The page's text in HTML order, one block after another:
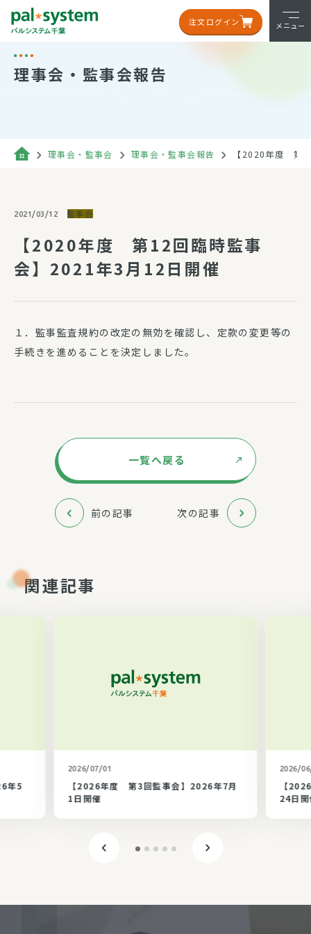
注文ログイン メニュー
理事会・監事会報告
理事会・監事会 理事会・監事会報告 【2020年度 第
2021/03/12 監事会
【2020年度 第12回臨時監事
会】2021年3月12日開催
１．監事監査規約の改定の無効を確認し、定款の変更等の
手続きを進めることを決定しました。
一覧へ戻る
前の記事 次の記事
関連記事
年5
2026/07/01
【2026年度 第3回監事会】2026年7月
1日開催
2026/
【
24日